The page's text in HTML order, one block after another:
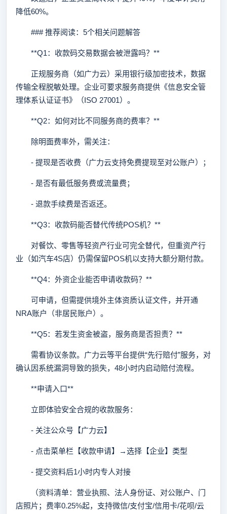
降低60%。
### 推荐阅读：5个相关问题解答
**Q1：收款码交易数据会被泄露吗？**
正规服务商（如广力云）采用银行级加密技术，数据
传输全程脱敏处理。企业可要求服务商提供《信息安全管
理体系认证证书》（ISO 27001）。
**Q2：如何对比不同服务商的费率？**
除明面费率外，需关注：
- 提现是否收费（广力云支持免费提现至对公账户）；
- 是否有最低服务费或流量费；
- 退款手续费是否返还。
**Q3：收款码能否替代传统POS机？**
对餐饮、零售等轻资产行业可完全替代，但重资产行
业（如汽车4S店）仍需保留POS机以支持大额分期付款。
**Q4：外资企业能否申请收款码？**
可申请，但需提供境外主体资质认证文件，并开通
NRA账户（非居民账户）。
**Q5：若发生资金被盗，服务商是否担责？**
需看协议条款。广力云等平台提供“先行赔付”服务，对
确认因系统漏洞导致的损失，48小时内启动赔付流程。
**申请入口**
立即体验安全合规的收款服务：
- 关注公众号【广力云】
- 点击菜单栏【收款申请】→选择【企业】类型
- 提交资料后1小时内专人对接
（资料清单：营业执照、法人身份证、对公账户、门
店照片；费率0.25%起，支持微信/支付宝/信用卡/花呗/云